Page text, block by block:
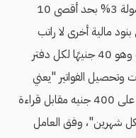
وتنص العقود على أن يتقاضى المحصل عمولة 3% بحد أقصى 10
مالية أخرى لا راتب
أساسي ولا بدل انتقال، سوى بند القراءات وهو 40 جنيهًا لكل دفتر
وتحصيل الفواتير "يعني
المحصل مننا اللي معاه 10 دفاتر يتحصل على 400 جنيه مقابل قراءة
تأخذ كل شهرين"، وفق العامل